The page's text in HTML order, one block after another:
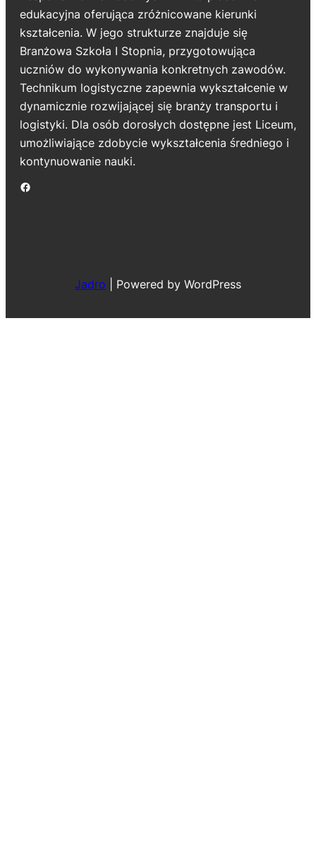
edukacyjna oferująca zróżnicowane kierunki
kształcenia. W jego strukturze znajduje się
Branżowa Szkoła I Stopnia, przygotowująca
uczniów do wykonywania konkretnych zawodów.
Technikum logistyczne zapewnia wykształcenie w
dynamicznie rozwijającej się branży transportu i
logistyki. Dla osób dorosłych dostępne jest Liceum,
umożliwiające zdobycie wykształcenia średniego i
kontynuowanie nauki.
Jadro Powered by WordPress